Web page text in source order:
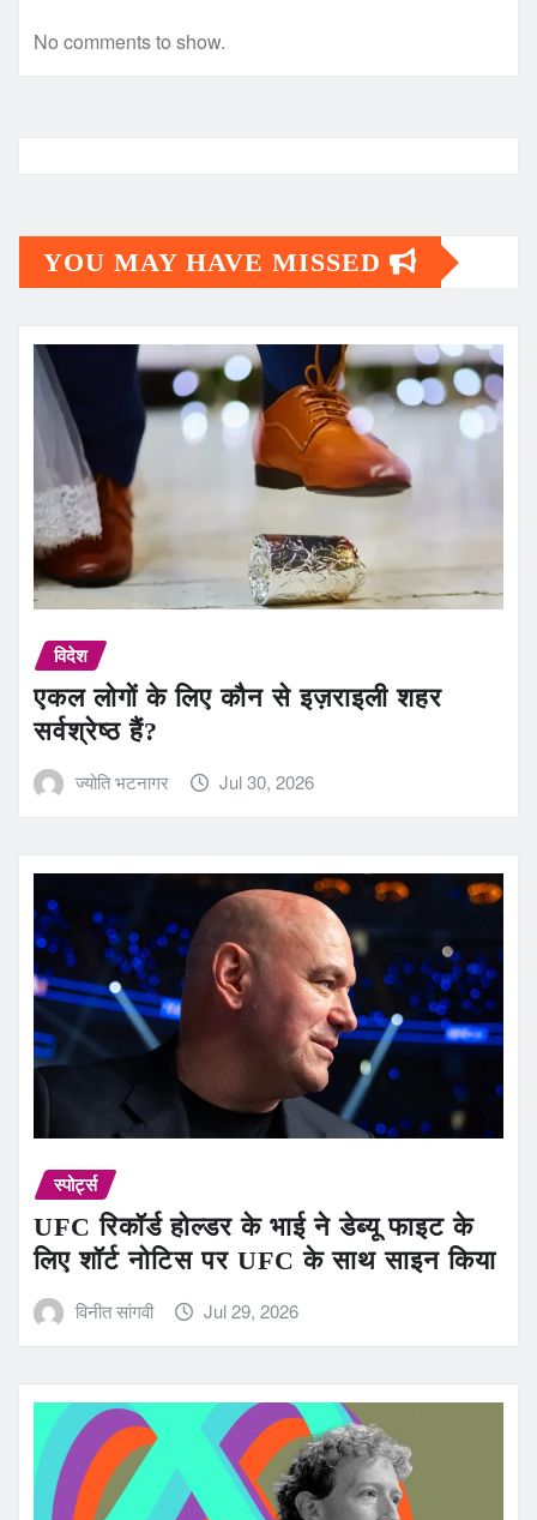
No comments to show.
YOU MAY HAVE MISSED
विदेश
एकल लोगों के लिए कौन से इज़राइली शहर
सर्वश्रेष्ठ हैं?
ज्योति भटनागर Jul 30, 2026
स्पोर्ट्स
UFC रिकॉर्ड होल्डर के भाई ने डेब्यू फाइट के
लिए शॉर्ट नोटिस पर UFC के साथ साइन किया
विनीत सांगवी Jul 29, 2026